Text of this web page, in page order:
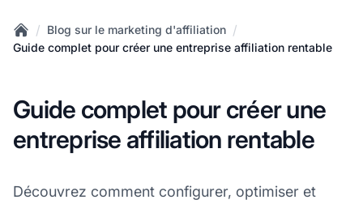
Home
/ Blog sur le marketing d'affiliation /
Guide complet pour créer une entreprise affiliation rentable
Guide complet pour créer une
entreprise affiliation rentable
Découvrez comment configurer, optimiser et